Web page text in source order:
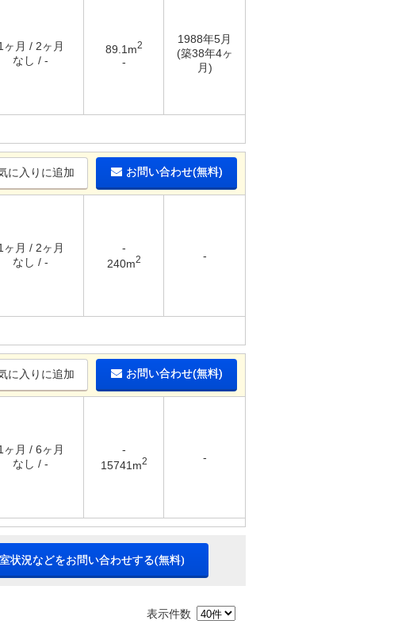
ヶ月 / 2ヶ月
なし / -
89.1m2
-
1988年5月
(築38年4ヶ
月)
に入りに追加 お問い合わせ(無料)
ヶ月 / 2ヶ月
なし / -
-
240m2 -
に入りに追加 お問い合わせ(無料)
ヶ月 / 6ヶ月
なし / -
-
15741m2 -
状況などをお問い合わせする(無料)
表示件数